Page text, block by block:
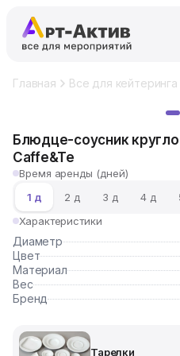
Главная Все для кейтеринга
Блюдце-соусник
Caffe&Te
Время аренды (дней)
1 д
2 д 3 д 4 д
Характеристики
Диаметр
Цвет
Материал
Вес
Бренд
Тарелки